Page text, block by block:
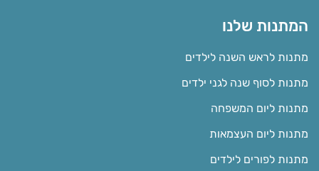
המתנות שלנו
מתנות לראש השנה לילדים
מתנות לסוף שנה לגני ילדים
מתנות ליום המשפחה
מתנות ליום העצמאות
מתנות לפורים לילדים